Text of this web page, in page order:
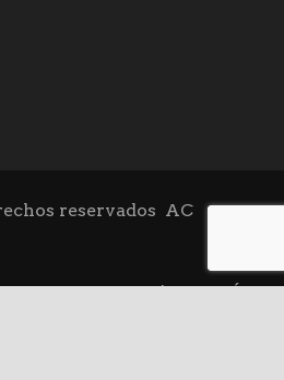
reservados AC